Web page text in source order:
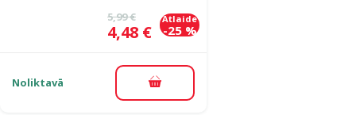
Oriģinālā cena
5,99 €
Cena
4,48 €
Atlaide
-25 %
Noliktavā Pievienot grozam